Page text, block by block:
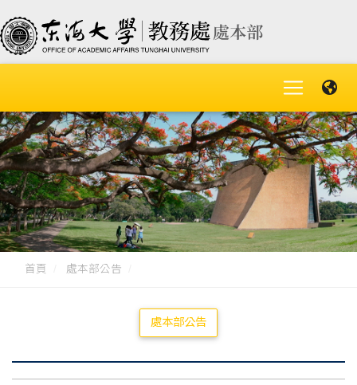
首頁 處本部公告
處本部公告